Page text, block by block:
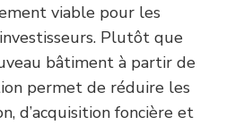
viable pour les
Plutôt que
bâtiment à partir de
permet de réduire les
d’acquisition foncière et